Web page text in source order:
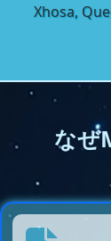
Xhosa,
なぜ